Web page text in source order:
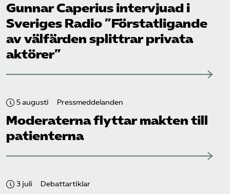
Gunnar Caperius intervjuad i
Sveriges Radio ”Förstatligande
av välfärden splittrar privata
aktörer”
5 augusti Pressmeddelanden
Moderaterna flyttar makten till
patienterna
3 juli Debattartiklar